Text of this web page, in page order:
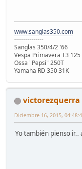
www.sanglas350.com
---------------
Sanglas 350/4/2 '66
Vespa Primavera T3 125
Ossa "Pepsi" 250T
Yamaha RD 350 31K
victorezquerra
Diciembre 16, 2015,
Yo también pienso ir..